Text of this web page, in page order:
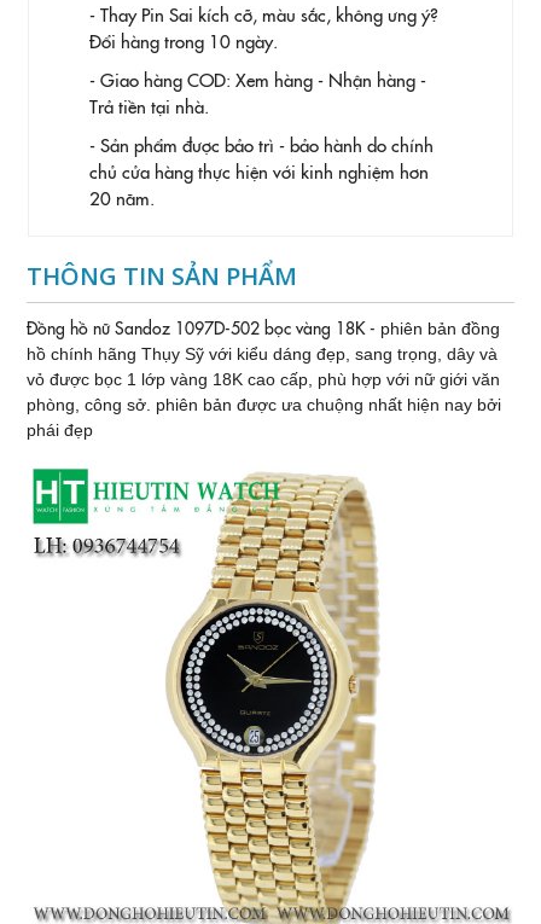
- Thay Pin Sai kích cỡ, màu sắc, không ưng ý?
Đổi hàng trong 10 ngày.
- Giao hàng COD: Xem hàng - Nhận hàng -
Trả tiền tại nhà.
- Sản phẩm được bảo trì - bảo hành do chính
chủ cửa hàng thực hiện với kinh nghiệm hơn
20 năm.
THÔNG TIN SẢN PHẨM
Đồng hồ nữ Sandoz 1097D-502 bọc vàng 18K - phiên bản đồng
hồ chính hãng Thụy Sỹ với kiểu dáng đẹp, sang trọng, dây và
vỏ được bọc 1 lớp vàng 18K cao cấp, phù hợp với nữ giới văn
phòng, công sở. phiên bản được ưa chuộng nhất hiện nay bởi
phái đẹp